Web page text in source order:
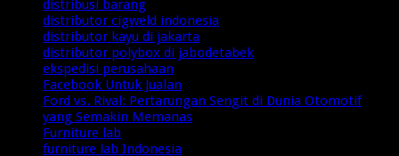
distribusi barang
distributor cigweld indonesia
distributor kayu di jakarta
distributor polybox di jabodetabek
ekspedisi perusahaan
Facebook Untuk Jualan
Ford vs. Rival: Pertarungan Sengit di Dunia Otomotif
yang Semakin Memanas
Furniture lab
furniture lab Indonesia